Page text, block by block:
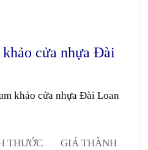
cửa nhựa Đài
khảo cửa nhựa Đài Loan
THƯỚC
GIÁ THÀNH